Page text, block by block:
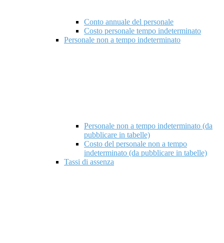
Conto annuale del personale
Costo personale tempo indeterminato
Personale non a tempo indeterminato
Personale non a tempo indeterminato (da
pubblicare in tabelle)
Costo del personale non a tempo
indeterminato (da pubblicare in tabelle)
Tassi di assenza